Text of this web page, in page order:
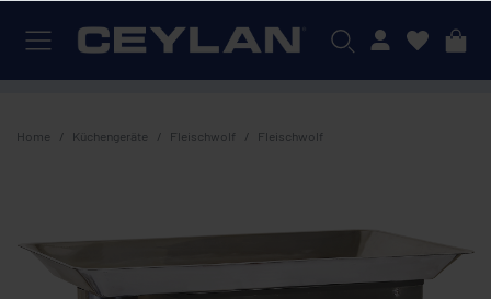
Mein Konto
Home Küchengeräte Fleischwolf Fleischwolf